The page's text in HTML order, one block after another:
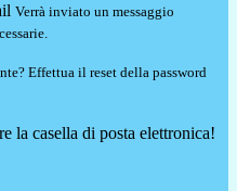
Verrà inviato un messaggio
Effettua il reset della password
la casella di posta elettronica!